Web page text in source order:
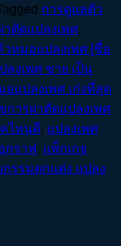
การดูแลตัว
าตัดแปลงเพศ,
วหมอแปลงเพศ [ชื่อ
ลงเพศ ชาย เป็น
อแปลงเพศ เก่งที่สุด
การผ่าตัดแปลงเพศ
คไหนดี, แปลงเพศ
กราฟ, แพ็กเกจ
รรมตกแต่ง แปลง